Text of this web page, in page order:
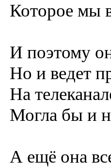
Которое мы
И поэтому
Но и ведет
На
Могла бы и
А ещё она